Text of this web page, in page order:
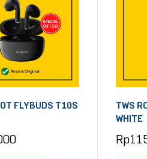
FLYBUDS T10S
TWS
WHITE
Rp